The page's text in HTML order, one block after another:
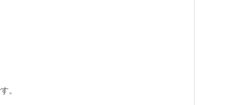
。